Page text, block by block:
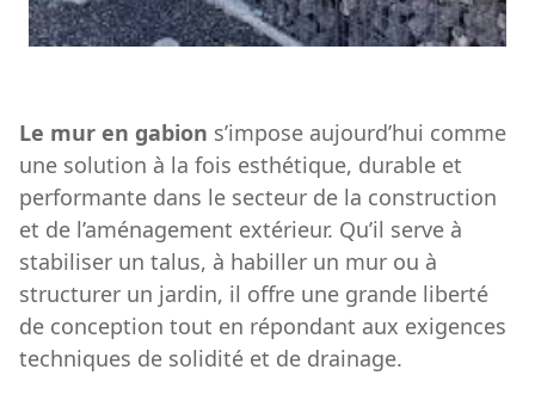
Le mur en gabion s’impose aujourd’hui comme
une solution à la fois esthétique, durable et
performante dans le secteur de la construction
et de l’aménagement extérieur. Qu’il serve à
stabiliser un talus, à habiller un mur ou à
structurer un jardin, il offre une grande liberté
de conception tout en répondant aux exigences
techniques de solidité et de drainage.